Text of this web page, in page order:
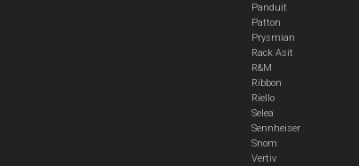
Panduit
Patton
Prysmian
Rack Asit
R&M
Ribbon
Riello
Selea
Sennheiser
Snom
Vertiv